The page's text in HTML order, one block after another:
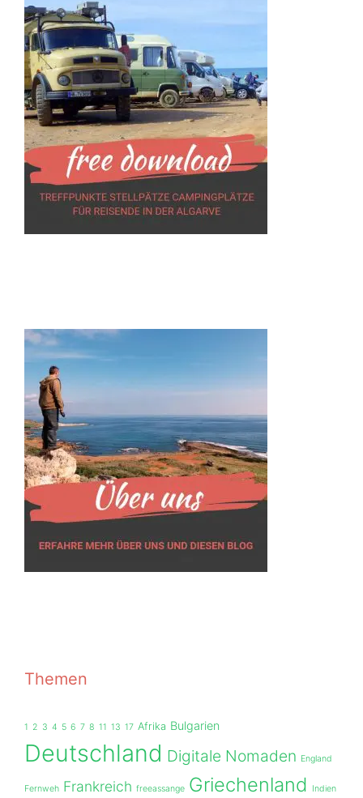
Themen
1 2 3 4 5 6 7 8 11 13 17 Afrika Bulgarien
Deutschland Digitale Nomaden England
Fernweh Frankreich freeassange Griechenland Indien